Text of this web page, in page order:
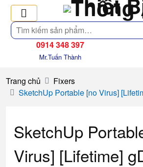
Tìm
kiếm
0914 348 397
Mr.Tuấn Thành
Trang chủ
Fixers
SketchUp Portable [no Virus]
SketchUp
Virus] [Lifetime]